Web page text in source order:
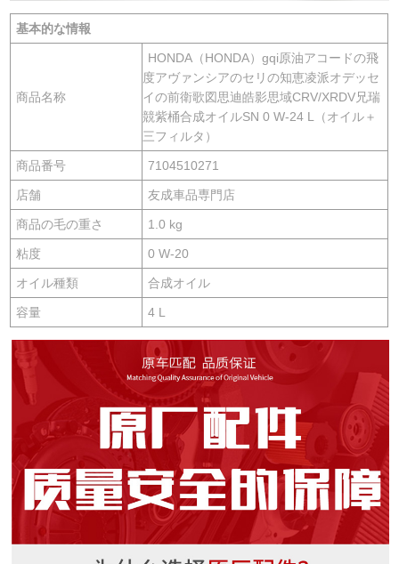
基本的な情報
商品名称
HONDA（HONDA）gqi原油アコードの飛
度アヴァンシアのセリの知恵凌派オデッセ
イの前衛歌図思迪皓影思域CRV/XRDV兄瑞
競紫桶合成オイルSN 0 W-24 L（オイル＋
三フィルタ）
商品番号 7104510271
店舗 友成車品専門店
商品の毛の重さ 1.0 kg
粘度 0 W-20
オイル種類 合成オイル
容量 4 L